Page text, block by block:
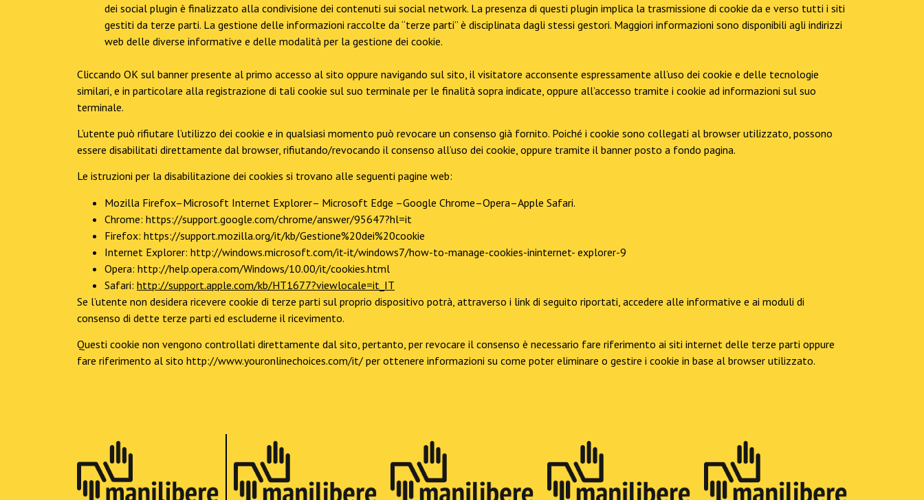
dei social plugin è finalizzato alla condivisione dei contenuti sui social network. La presenza di questi plugin implica la trasmissione di cookie da e verso tutti i siti
gestiti da terze parti. La gestione delle informazioni raccolte da “terze parti” è disciplinata dagli stessi gestori. Maggiori informazioni sono disponibili agli indirizzi
web delle diverse informative e delle modalità per la gestione dei cookie.
Cliccando OK sul banner presente al primo accesso al sito oppure navigando sul sito, il visitatore acconsente espressamente all’uso dei cookie e delle tecnologie
similari, e in particolare alla registrazione di tali cookie sul suo terminale per le finalità sopra indicate, oppure all’accesso tramite i cookie ad informazioni sul suo
terminale.
L’utente può rifiutare l’utilizzo dei cookie e in qualsiasi momento può revocare un consenso già fornito. Poiché i cookie sono collegati al browser utilizzato, possono
essere disabilitati direttamente dal browser, rifiutando/revocando il consenso all’uso dei cookie, oppure tramite il banner posto a fondo pagina.
Le istruzioni per la disabilitazione dei cookies si trovano alle seguenti pagine web:
Mozilla Firefox–Microsoft Internet Explorer– Microsoft Edge –Google Chrome–Opera–Apple Safari.
Chrome: https://support.google.com/chrome/answer/95647?hl=it
Firefox: https://support.mozilla.org/it/kb/Gestione%20dei%20cookie
Internet Explorer: http://windows.microsoft.com/it-it/windows7/how-to-manage-cookies-ininternet- explorer-9
Opera: http://help.opera.com/Windows/10.00/it/cookies.html
Safari: http://support.apple.com/kb/HT1677?viewlocale=it_IT
Se l’utente non desidera ricevere cookie di terze parti sul proprio dispositivo potrà, attraverso i link di seguito riportati, accedere alle informative e ai moduli di
consenso di dette terze parti ed escluderne il ricevimento.
Questi cookie non vengono controllati direttamente dal sito, pertanto, per revocare il consenso è necessario fare riferimento ai siti internet delle terze parti oppure
fare riferimento al sito http://www.youronlinechoices.com/it/ per ottenere informazioni su come poter eliminare o gestire i cookie in base al browser utilizzato.